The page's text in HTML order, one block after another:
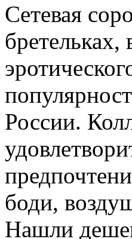
Сетевая
России.
боди,
Нашли